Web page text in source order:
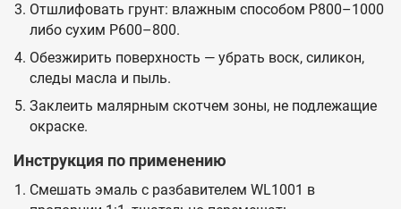
Отшлифовать грунт: влажным способом P800–1000
либо сухим P600–800.
Обезжирить поверхность — убрать воск, силикон,
следы масла и пыль.
Заклеить малярным скотчем зоны, не подлежащие
окраске.
Инструкция по применению
Смешать эмаль с разбавителем WL1001 в